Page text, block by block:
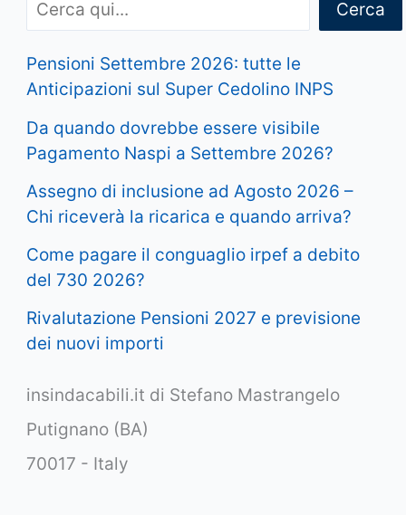
Cerca
Pensioni Settembre 2026: tutte le
Anticipazioni sul Super Cedolino INPS
Da quando dovrebbe essere visibile
Pagamento Naspi a Settembre 2026?
Assegno di inclusione ad Agosto 2026 –
Chi riceverà la ricarica e quando arriva?
Come pagare il conguaglio irpef a debito
del 730 2026?
Rivalutazione Pensioni 2027 e previsione
dei nuovi importi
insindacabili.it di Stefano Mastrangelo
Putignano (BA)
70017 - Italy